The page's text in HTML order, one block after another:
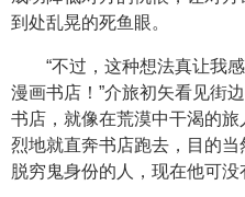
到处乱晃的死鱼眼。
“不过，这种想法真让我
漫画书店！”介旅初矢看见街
书店，就像在荒漠中干渴的
烈地就直奔书店跑去，目的
脱穷鬼身份的人，现在他可没